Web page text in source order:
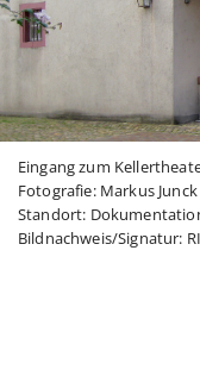
Eingang zum
Fotografie: Markus Junck
Standort:
Bildnachweis/Signatur: